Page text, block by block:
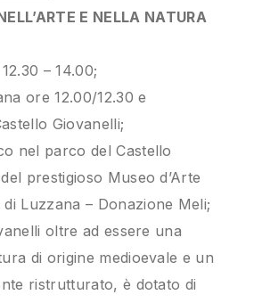
E NELLA NATURA
– 14.00;
ore 12.00/12.30 e
Giovanelli;
nel parco del Castello
prestigioso Museo d’Arte
Luzzana – Donazione Meli;
oltre ad essere una
di origine medioevale e un
ristrutturato, è dotato di